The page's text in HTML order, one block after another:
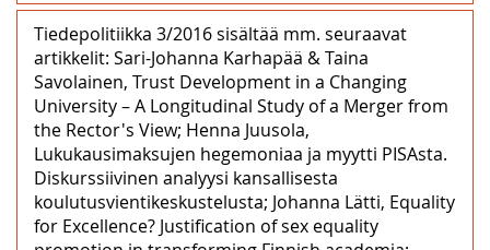
Tiedepolitiikka 3/2016 sisältää mm. seuraavat
artikkelit: Sari-Johanna Karhapää & Taina
Savolainen, Trust Development in a Changing
University – A Longitudinal Study of a Merger from
the Rector's View; Henna Juusola,
Lukukausimaksujen hegemoniaa ja myytti PISAsta.
Diskurssiivinen analyysi kansallisesta
koulutusvientikeskustelusta; Johanna Lätti, Equality
for Excellence? Justification of sex equality